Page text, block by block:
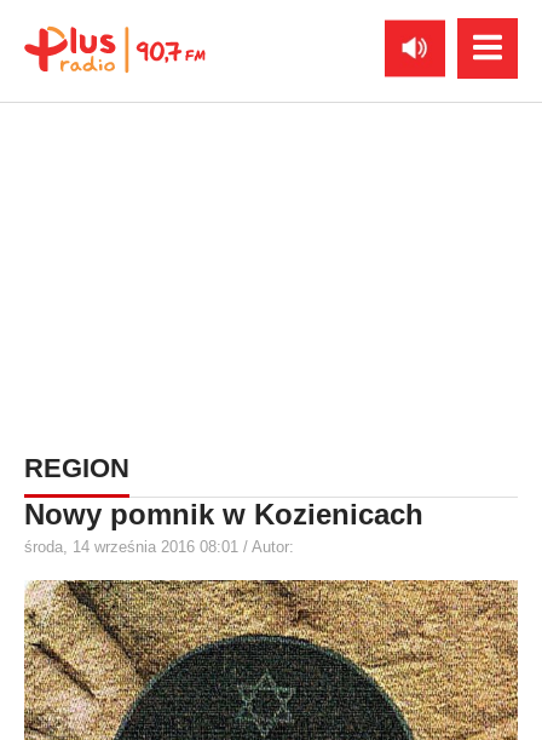
REGION
Nowy pomnik w Kozienicach
środa, 14 września 2016 08:01 / Autor: